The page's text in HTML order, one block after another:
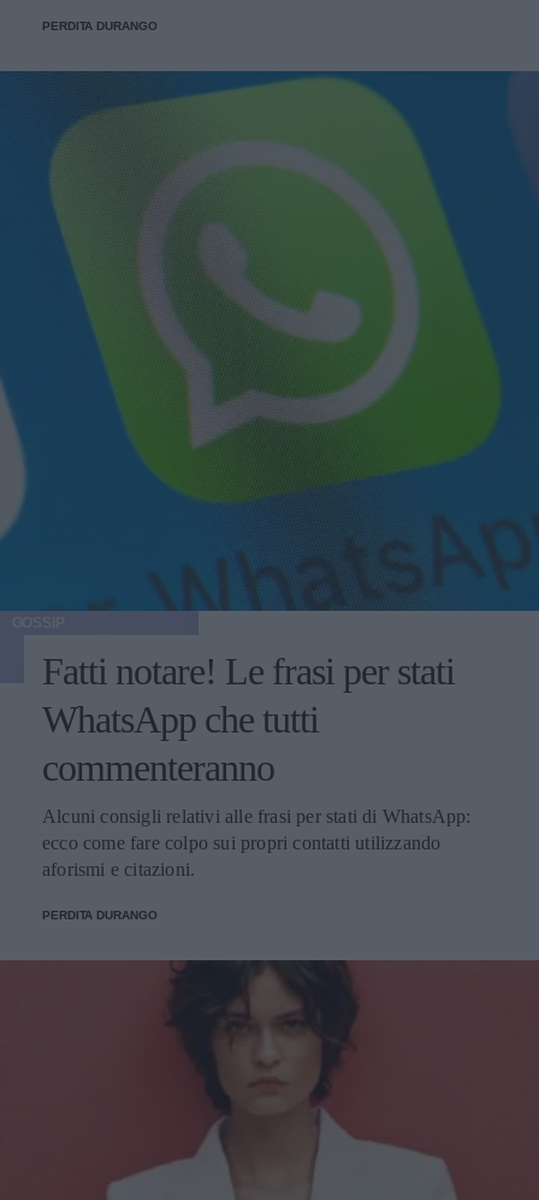
PERDITA DURANGO
Fatti notare! Le frasi per stati
WhatsApp che tutti
commenteranno
Alcuni consigli relativi alle frasi per stati di WhatsApp:
ecco come fare colpo sui propri contatti utilizzando
aforismi e citazioni.
PERDITA DURANGO